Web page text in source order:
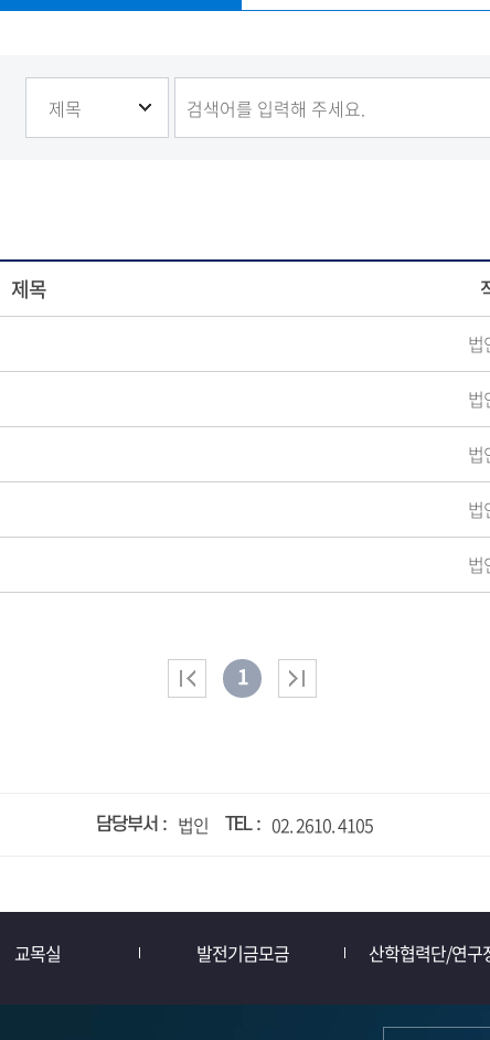
제목
법
법
법
법
법
1
담당부서 법인 TEL 02. 2610. 4105
교목실 발전기금모금 산학협력단/연구